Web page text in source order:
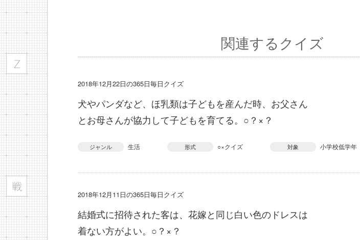
関連するクイズ
2018年12月22日の365日毎日クイズ
犬やパンダなど、ほ乳類は子どもを産んだ時、お父さん
とお母さんが協力して子どもを育てる。○？×？
ジャンル 生活 形式 ○×クイズ 対象 小学校低学年
2018年12月11日の365日毎日クイズ
結婚式に招待された客は、花嫁と同じ白い色のドレスは
着ない方がよい。○？×？